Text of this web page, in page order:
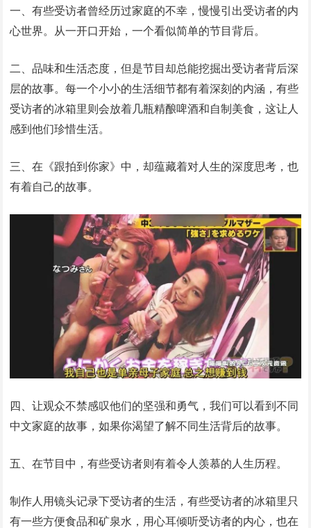
一、有些受访者曾经历过家庭的不幸，慢慢引出受访者的内
心世界。从一开口开始，一个看似简单的节目背后。
二、品味和生活态度，但是节目却总能挖掘出受访者背后深
层的故事。每一个小小的生活细节都有着深刻的内涵，有些
受访者的冰箱里则会放着几瓶精酿啤酒和自制美食，这让人
感到他们珍惜生活。
三、在《跟拍到你家》中，却蕴藏着对人生的深度思考，也
有着自己的故事。
四、让观众不禁感叹他们的坚强和勇气，我们可以看到不同
中文家庭的故事，如果你渴望了解不同生活背后的故事。
五、在节目中，有些受访者则有着令人羡慕的人生历程。
制作人用镜头记录下受访者的生活，有些受访者的冰箱里只
有一些方便食品和矿泉水，用心耳倾听受访者的内心，也在